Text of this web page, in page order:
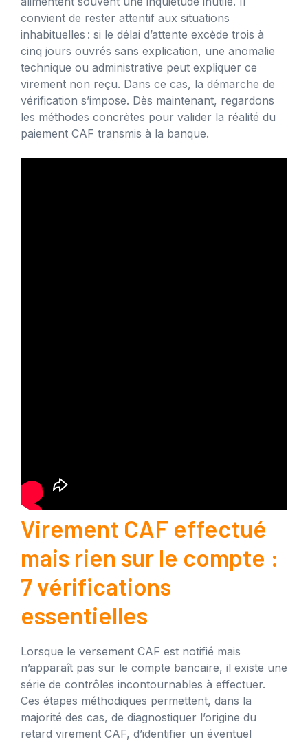
convient de rester attentif aux situations
inhabituelles : si le délai d’attente excède trois à
cinq jours ouvrés sans explication, une anomalie
technique ou administrative peut expliquer ce
virement non reçu. Dans ce cas, la démarche de
vérification s’impose. Dès maintenant, regardons
les méthodes concrètes pour valider la réalité du
paiement CAF transmis à la banque.
Virement CAF effectué
mais rien sur le compte :
7 vérifications
essentielles
Lorsque le versement CAF est notifié mais
n’apparaît pas sur le compte bancaire, il existe une
série de contrôles incontournables à effectuer.
Ces étapes méthodiques permettent, dans la
majorité des cas, de diagnostiquer l’origine du
retard virement CAF, d’identifier un éventuel